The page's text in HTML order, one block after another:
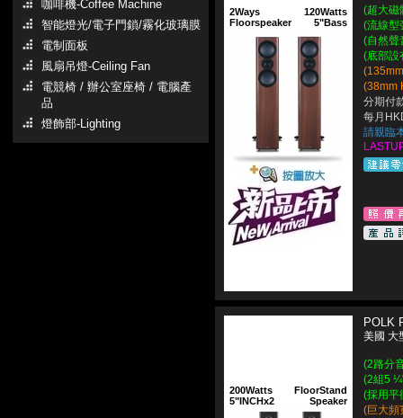
咖啡機-Coffee Machine
智能燈光/電子門鎖/霧化玻璃膜
電制面板
風扇吊燈-Ceiling Fan
電競椅 / 辦公室座椅 / 電腦產
品
燈飾部-Lighting
2Ways
Floorspeaker
120Watts
5"Bass
(超大磁
(流線型
(自然聲
(底部設
(38mm
分期付
每月
請親臨
200Watts
5"INCHx2
FloorStand
Speaker
POLK
美國 大
(2路分
(2組5
(採用平
(巨大頻